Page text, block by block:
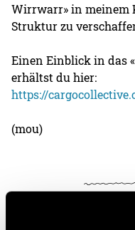
Wirrwarr» in meinem
Struktur zu
Einen Einblick in das
erhältst du hier:
https://
(mou)